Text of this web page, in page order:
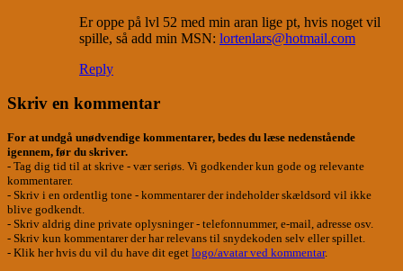
Er oppe på lvl 52 med min aran lige pt, hvis noget vil
spille, så add min MSN: lortenlars@hotmail.com
Reply
Skriv en kommentar
For at undgå unødvendige kommentarer, bedes du læse nedenstående
igennem, før du skriver.
- Tag dig tid til at skrive - vær seriøs. Vi godkender kun gode og relevante
kommentarer.
- Skriv i en ordentlig tone - kommentarer der indeholder skældsord vil ikke
blive godkendt.
- Skriv aldrig dine private oplysninger - telefonnummer, e-mail, adresse osv.
- Skriv kun kommentarer der har relevans til snydekoden selv eller spillet.
- Klik her hvis du vil du have dit eget logo/avatar ved kommentar.